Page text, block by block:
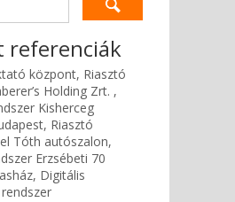
referenciák
központ, Riasztó
Holding Zrt. ,
Kisherceg
Riasztó
Tóth autószalon,
Erzsébeti 70
Digitális